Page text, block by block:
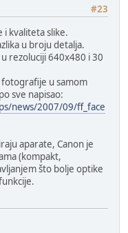
#23
i kvaliteta slike.
u broju detalja.
rezoluciji 640x480 i 30
u samom
sve napisao:
news/2007/09/ff_face
aparate, Canon je
(kompakt,
što bolje optike